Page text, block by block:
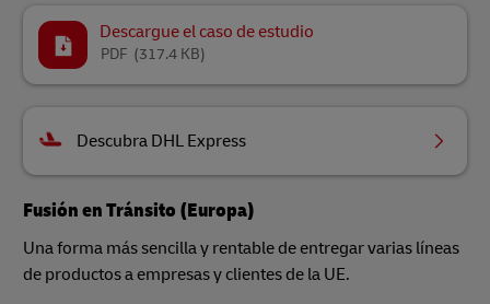
Descargue el caso de estudio
(317.4 KB)
PDF
Descubra DHL Express
Fusión en Tránsito (Europa)
Una forma más sencilla y rentable de entregar varias líneas
de productos a empresas y clientes de la UE.